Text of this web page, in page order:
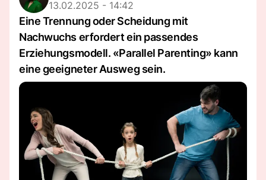
13.02.2025 - 14:42
Eine Trennung oder Scheidung mit
Nachwuchs erfordert ein passendes
Erziehungsmodell. «Parallel Parenting» kann
eine geeigneter Ausweg sein.